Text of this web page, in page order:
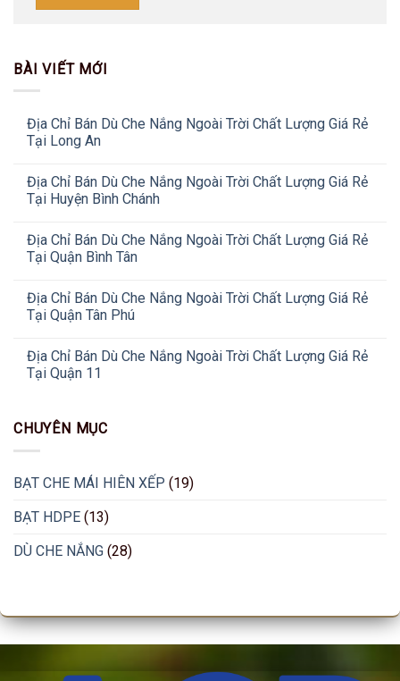
BÀI VIẾT MỚI
Địa Chỉ Bán Dù Che Nắng Ngoài Trời Chất Lượng Giá Rẻ
Tại Long An
Địa Chỉ Bán Dù Che Nắng Ngoài Trời Chất Lượng Giá Rẻ
Tại Huyện Bình Chánh
Địa Chỉ Bán Dù Che Nắng Ngoài Trời Chất Lượng Giá Rẻ
Tại Quận Bình Tân
Địa Chỉ Bán Dù Che Nắng Ngoài Trời Chất Lượng Giá Rẻ
Tại Quận Tân Phú
Địa Chỉ Bán Dù Che Nắng Ngoài Trời Chất Lượng Giá Rẻ
Tại Quận 11
CHUYÊN MỤC
BẠT CHE MÁI HIÊN XẾP (19)
BẠT HDPE (13)
DÙ CHE NẮNG (28)